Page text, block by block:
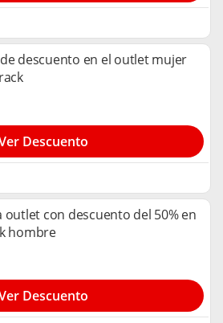
de descuento en el outlet mujer
Descuento
outlet con descuento del 50% en
hombre
Descuento